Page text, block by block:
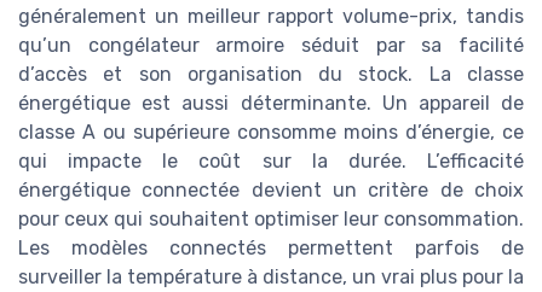
généralement un meilleur rapport volume-prix, tandis
qu’un congélateur armoire séduit par sa facilité
d’accès et son organisation du stock. La classe
énergétique est aussi déterminante. Un appareil de
classe A ou supérieure consomme moins d’énergie, ce
qui impacte le coût sur la durée. L’efficacité
énergétique connectée devient un critère de choix
pour ceux qui souhaitent optimiser leur consommation.
Les modèles connectés permettent parfois de
surveiller la température à distance, un vrai plus pour la